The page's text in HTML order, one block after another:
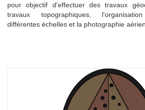
pour objectif d'effectuer des travaux
travaux topographiques,
différentes échelles et la photographie